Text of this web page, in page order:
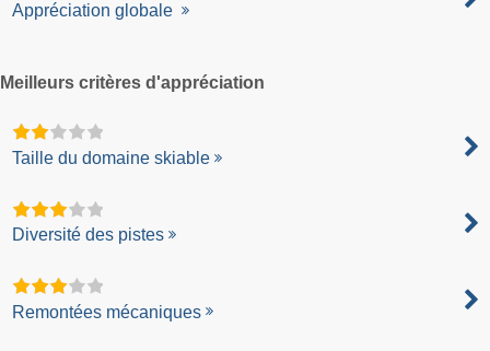
Appréciation globale
Meilleurs critères d'appréciation
Taille du domaine skiable
Diversité des pistes
Remontées mécaniques